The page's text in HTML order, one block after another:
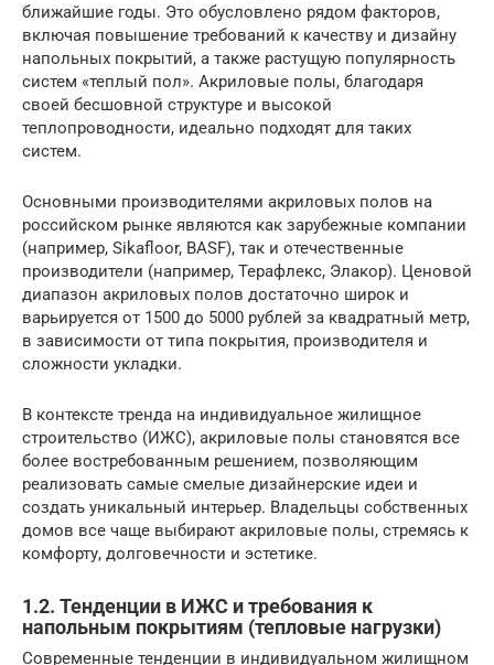
ближайшие годы. Это обусловлено рядом факторов,
включая повышение требований к качеству и дизайну
напольных покрытий, а также растущую популярность
систем «теплый пол». Акриловые полы, благодаря
своей бесшовной структуре и высокой
теплопроводности, идеально подходят для таких
систем.
Основными производителями акриловых полов на
российском рынке являются как зарубежные компании
(например, Sikafloor, BASF), так и отечественные
производители (например, Терафлекс, Элакор). Ценовой
диапазон акриловых полов достаточно широк и
варьируется от 1500 до 5000 рублей за квадратный метр,
в зависимости от типа покрытия, производителя и
сложности укладки.
В контексте тренда на индивидуальное жилищное
строительство (ИЖС), акриловые полы становятся все
более востребованным решением, позволяющим
реализовать самые смелые дизайнерские идеи и
создать уникальный интерьер. Владельцы собственных
домов все чаще выбирают акриловые полы, стремясь к
комфорту, долговечности и эстетике.
1.2. Тенденции в ИЖС и требования к
напольным покрытиям (тепловые нагрузки)
Современные тенденции в индивидуальном жилищном